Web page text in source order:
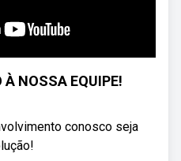
NOSSA EQUIPE!
conosco seja